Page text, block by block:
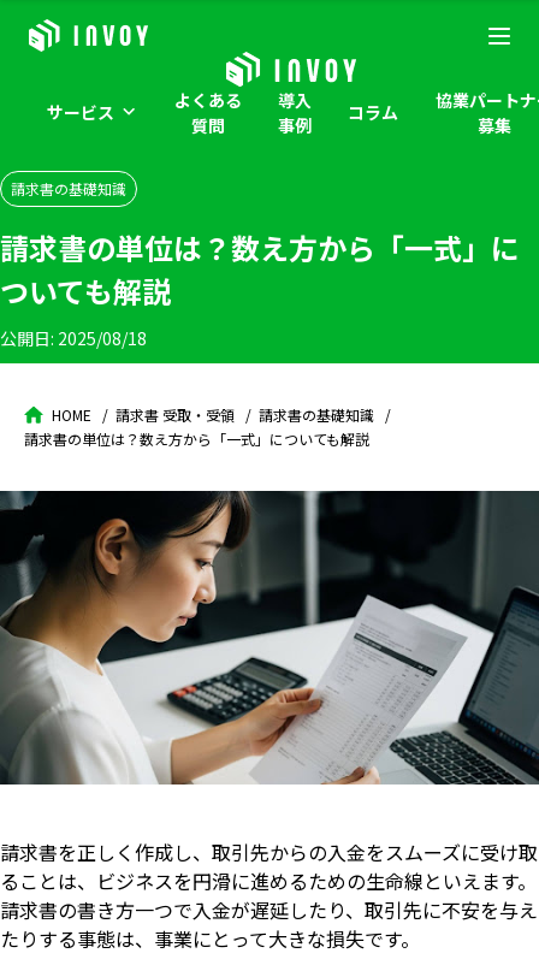
サービス
よくある
質問
導入
事例
コラム
協業パート
募集
請求書の基礎知識
請求書の単位は？数え方から「一式」に
ついても解説
公開日: 2025/08/18
HOME 請求書 受取・受領
請求書の基礎知識
請求書の単位は？数え方から「一式」についても解説
請求書を正しく作成し、取引先からの入金をスムーズに受け取
ることは、ビジネスを円滑に進めるための生命線といえます。
請求書の書き方一つで入金が遅延したり、取引先に不安を与え
たりする事態は、事業にとって大きな損失です。